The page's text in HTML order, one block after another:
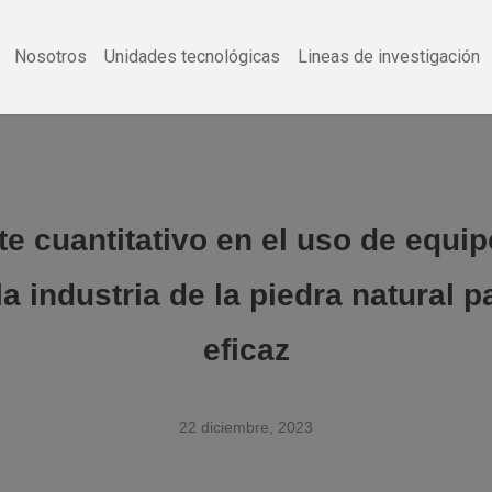
Nosotros Unidades tecnológicas Lineas de investigación
cuantitativo en el uso de
industria de la piedra natural
eficaz
22 diciembre, 2023